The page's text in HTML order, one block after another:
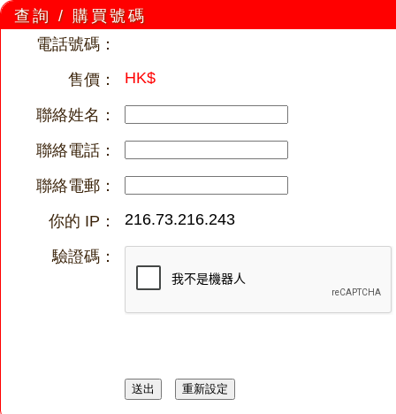
查詢 / 購買號碼
電話號碼：
售價：
HK$
聯絡姓名：
聯絡電話：
聯絡電郵：
你的 IP：
216.73.216.243
驗證碼：